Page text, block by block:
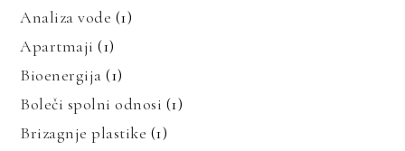
Analiza vode (1)
Apartmaji (1)
Bioenergija (1)
Boleči spolni odnosi (1)
Brizagnje plastike (1)